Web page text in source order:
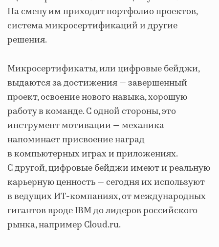
На смену им приходят портфолио проектов,
система микросертификаций и другие
решения.
Микросертификаты, или цифровые бейджи,
выдаются за достижения — завершенный
проект, освоение нового навыка, хорошую
работу в команде. С одной стороны, это
инструмент мотивации — механика
напоминает присвоение наград
в компьютерных играх и приложениях.
С другой, цифровые бейджи имеют и реальную
карьерную ценность — сегодня их используют
в ведущих ИТ-компаниях, от международных
гигантов вроде IBM до лидеров российского
рынка, например Cloud.ru.